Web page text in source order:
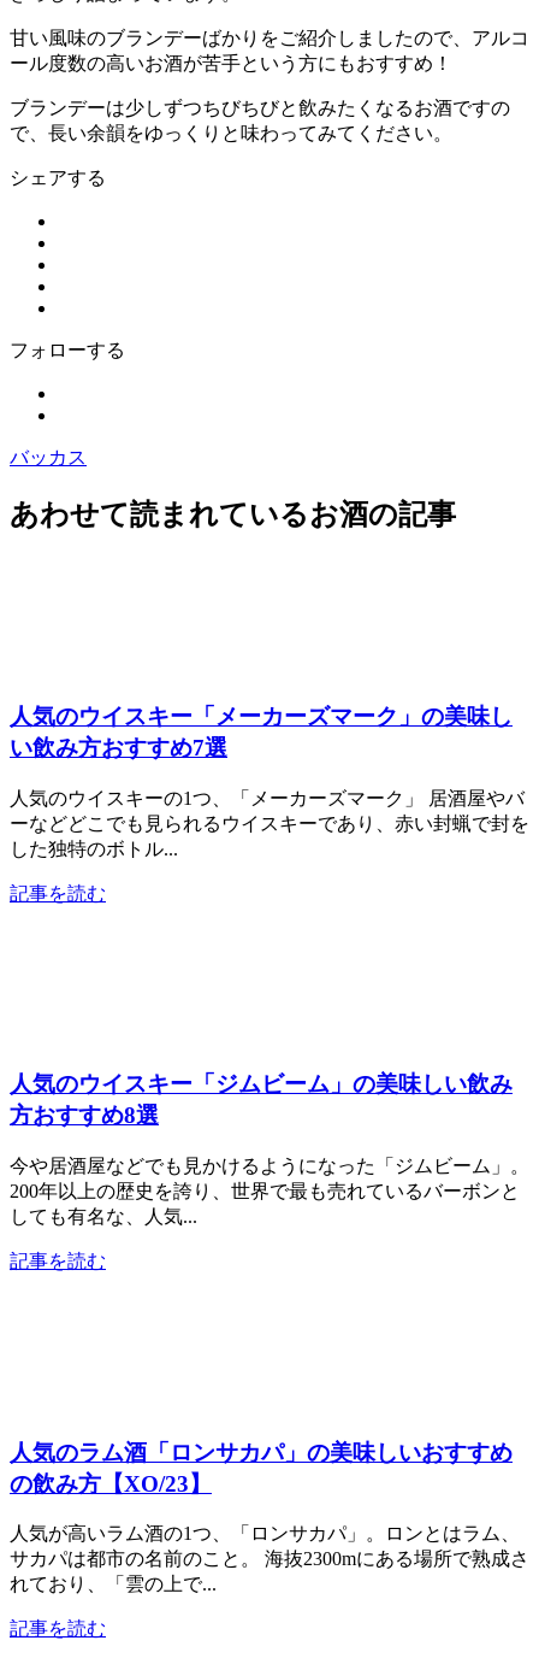
甘い風味のブランデーばかりをご紹介しましたので、アルコ
ール度数の高いお酒が苦手という方にもおすすめ！
ブランデーは少しずつちびちびと飲みたくなるお酒ですの
で、長い余韻をゆっくりと味わってみてください。
シェアする
フォローする
バッカス
あわせて読まれているお酒の記事
人気のウイスキー「メーカーズマーク」の美味し
い飲み方おすすめ7選
人気のウイスキーの1つ、「メーカーズマーク」 居酒屋やバ
ーなどどこでも見られるウイスキーであり、赤い封蝋で封を
した独特のボトル...
記事を読む
人気のウイスキー「ジムビーム」の美味しい飲み
方おすすめ8選
今や居酒屋などでも見かけるようになった「ジムビーム」。
200年以上の歴史を誇り、世界で最も売れているバーボンと
しても有名な、人気...
記事を読む
人気のラム酒「ロンサカパ」の美味しいおすすめ
の飲み方【XO/23】
人気が高いラム酒の1つ、「ロンサカパ」。ロンとはラム、
サカパは都市の名前のこと。 海抜2300mにある場所で熟成さ
れており、「雲の上で...
記事を読む